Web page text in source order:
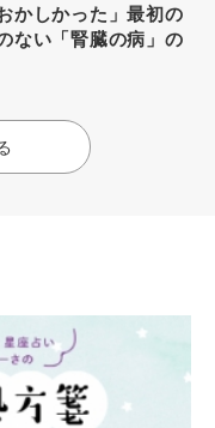
かしかった」最初の
ない「腎臓の病」の